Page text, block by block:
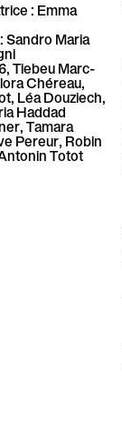
: Emma
Sandro Maria
Tiebeu Marc-
Chéreau,
Léa Douziech,
Haddad
Tamara
Pereur, Robin
Totot